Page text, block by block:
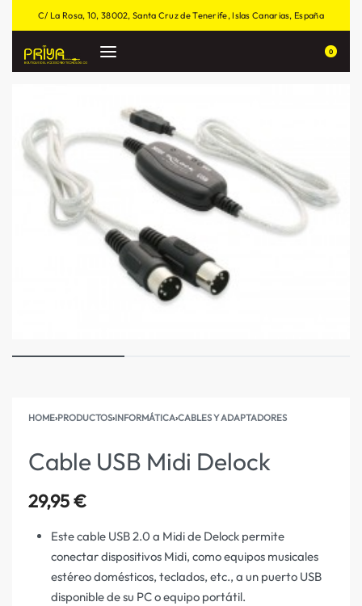
C/ La Rosa, 10, 38002, Santa Cruz de Tenerife, Islas Canarias, España
0
HOME›PRODUCTOS›INFORMÁTICA›CABLES Y ADAPTADORES
Cable USB Midi Delock
29,95€
Este cable USB 2.0 a Midi de Delock permite
conectar dispositivos Midi, como equipos musicales
estéreo domésticos, teclados, etc., a un puerto USB
disponible de su PC o equipo portátil.